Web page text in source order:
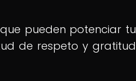
pueden potenciar tu
de respeto y gratitud